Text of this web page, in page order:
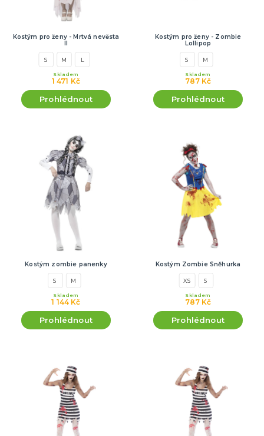
Kostým pro ženy - Mrtvá nevěsta
S M L
1 471 Kč
Skladem
Prohlédnout
Kostým pro ženy - Zombie
Lollipop
S M
787 Kč
Skladem
Prohlédnout
Kostým zombie panenky
S M
1 144 Kč
Skladem
Prohlédnout
Kostým Zombie Sněhurka
XS S
787 Kč
Skladem
Prohlédnout